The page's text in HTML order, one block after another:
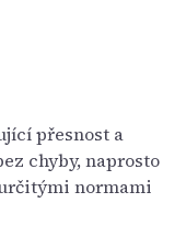
přesnost a
chyby, naprosto
normami